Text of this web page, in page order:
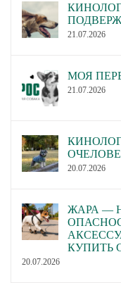
21.07.2026
МОЯ
21.07.2026
20.07.2026
ЖАРА —
КУПИТЬ
20.07.2026